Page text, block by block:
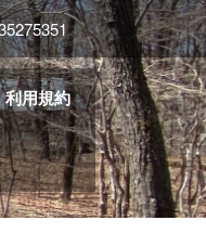
利用規約